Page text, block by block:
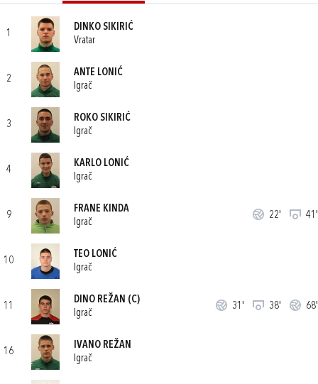
1
DINKO SIKIRIĆ
Vratar
2
ANTE LONIĆ
Igrač
3
ROKO SIKIRIĆ
Igrač
4
KARLO LONIĆ
Igrač
9
FRANE KINDA
Igrač
22' 41'
10
TEO LONIĆ
Igrač
11
DINO REŽAN (C)
Igrač
31' 38' 68'
16
IVANO REŽAN
Igrač